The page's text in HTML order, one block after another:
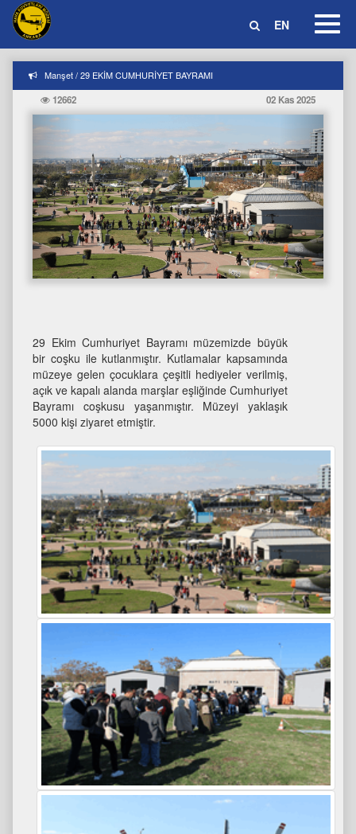
EN
Manşet / 29 EKİM CUMHURİYET BAYRAMI
12662 02 Kas 2025
29 Ekim Cumhuriyet Bayramı müzemizde büyük
bir coşku ile kutlanmıştır. Kutlamalar kapsamında
müzeye gelen çocuklara çeşitli hediyeler verilmiş,
açık ve kapalı alanda marşlar eşliğinde Cumhuriyet
Bayramı coşkusu yaşanmıştır. Müzeyi yaklaşık
5000 kişi ziyaret etmiştir.